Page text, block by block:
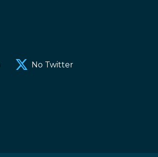
No Twitter